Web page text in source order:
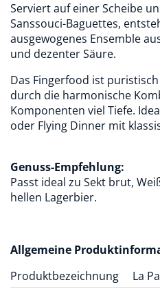
Serviert auf einer Scheibe
Sanssouci-Baguettes,
ausgewogenes Ensemble
und dezenter Säure.
Das Fingerfood ist
durch die harmonische
Komponenten viel Tiefe.
oder Flying Dinner mit
Genuss-Empfehlung:
Passt ideal zu Sekt brut,
hellen Lagerbier.
Allgemeine
Produktbezeichnung
La